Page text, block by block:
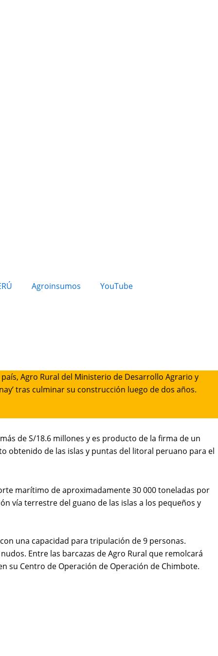
Agroinsumos YouTube
Agro Rural del Ministerio de Desarrollo Agrario y
tras culminar su construcción luego de dos años.
de S/18.6 millones y es producto de la firma de un
obtenido de las islas y puntas del litoral peruano para el
marítimo de aproximadamente 30 000 toneladas por
vía terrestre del guano de las islas a los pequeños y
una capacidad para tripulación de 9 personas.
Entre las barcazas de Agro Rural que remolcará
su Centro de Operación de Operación de Chimbote.